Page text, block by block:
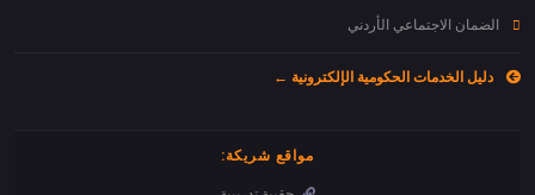
الضمان الاجتماعي الأردني
دليل الخدمات الحكومية الإلكترونية ←
مواقع شريكة: